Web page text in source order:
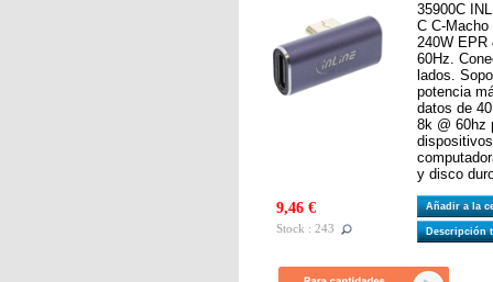
35900C
C C-Macho
240W EPR
60Hz.
lados.
potencia
datos de
8k @ 60hz
y disco
9,46 €
Stock : 243
Añadir a la
Descripción